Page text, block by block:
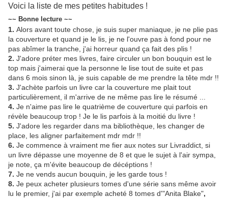
Voici la liste de mes petites habitudes !
~~ Bonne lecture ~~
1. Alors avant toute chose, je suis super maniaque, je ne plie pas
la couverture et quand je le lis, je ne l'ouvre pas à fond pour ne
pas abîmer la tranche, j'ai horreur quand ça fait des plis !
2. J'adore préter mes livres, faire circuler un bon bouquin est le
top mais j'aimerai que la personne le lise tout de suite et pas
dans 6 mois sinon là, je suis capable de me prendre la tête mdr !!
3. J'achète parfois un livre car la couverture me plait tout
particulièrement, il m'arrive de ne même pas lire le résumé ...
4. Je n'aime pas lire le quatrième de couverture qui parfois en
révèle beaucoup trop ! Je le lis parfois à la moitié du livre !
5. J'adore les regarder dans ma bibliothèque, les changer de
place, les aligner parfaitement mdr mdr !!
6. Je commence à vraiment me fier aux notes sur Livraddict, si
un livre dépasse une moyenne de 8 et que le sujet à l'air sympa,
je note, ça m'évite beaucoup de décéptions !
7. Je ne vends aucun bouquin, je les garde tous !
8. Je peux acheter plusieurs tomes d'une série sans même avoir
lu le premier, j'ai par exemple acheté 8 tomes d'"Anita Blake",